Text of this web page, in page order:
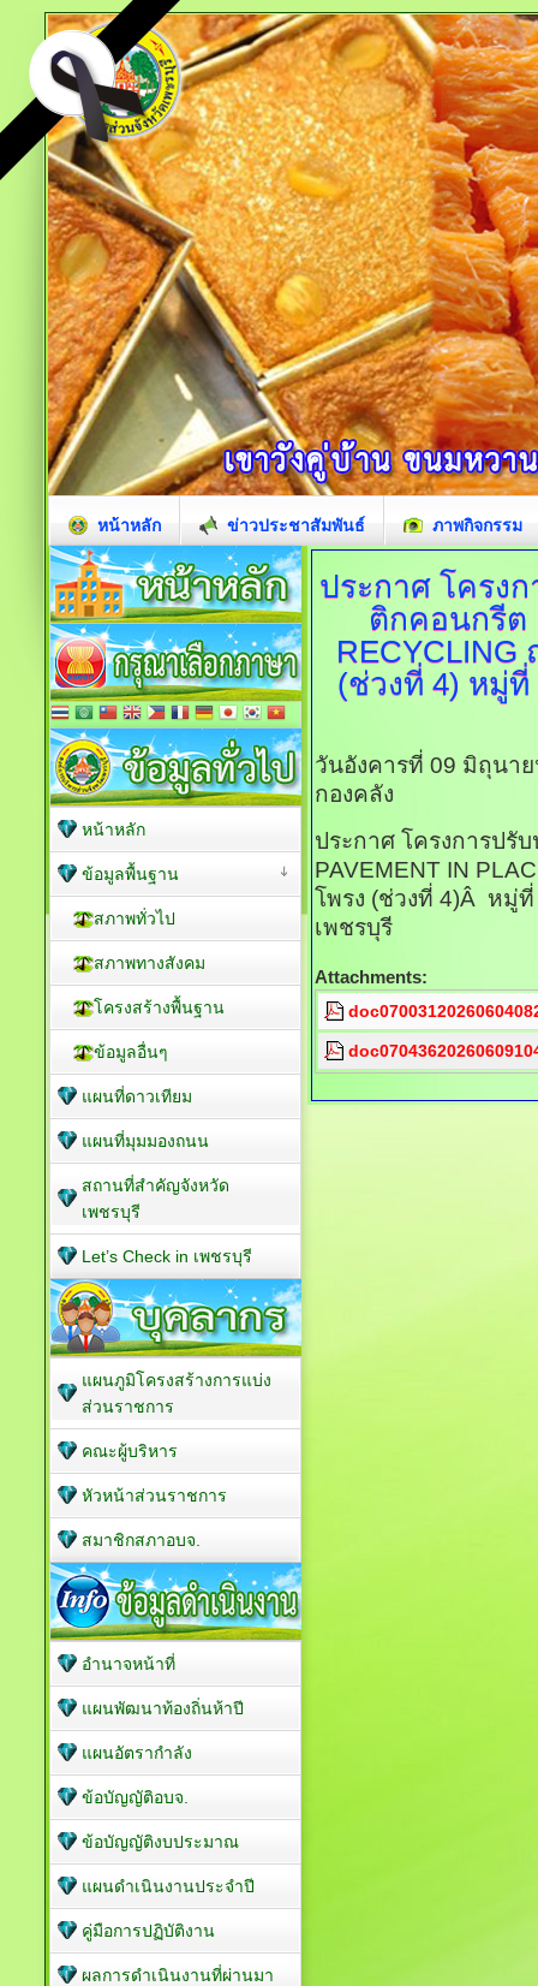
หน้าหลัก ข่าวประชาสัมพันธ์ ภาพกิจกรรม
ประกาศ โครง
ติกคอนกรีต
(ช่วงที่ 4) หมู่
วันอังคารที่ 09 มิถุนา
กองคลัง
ประกาศ โครงการปรั
PAVEMENT IN
โพรง (ช่วงที่ 4)Â หมู่
เพชรบุรี
Attachments:
หน้าหลัก
ข้อมูลพื้นฐาน
สภาพทั่วไป
สภาพทางสังคม
โครงสร้างพื้นฐาน
ข้อมูลอื่นๆ
แผนที่ดาวเทียม
แผนที่มุมมองถนน
สถานที่สำคัญจังหวัด
เพชรบุรี
Let’s Check in เพชรบุรี
แผนภูมิโครงสร้างการแบ่ง
ส่วนราชการ
คณะผู้บริหาร
หัวหน้าส่วนราชการ
สมาชิกสภาอบจ.
อำนาจหน้าที่
แผนพัฒนาท้องถิ่นห้าปี
แผนอัตรากำลัง
ข้อบัญญัติอบจ.
ข้อบัญญัติงบประมาณ
แผนดำเนินงานประจำปี
คู่มือการปฏิบัติงาน
ผลการดำเนินงานที่ผ่านมา